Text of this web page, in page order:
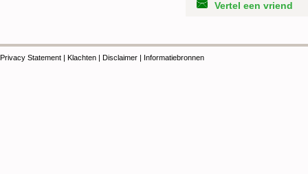
Vertel een vriend
Privacy Statement | Klachten | Disclaimer | Informatiebronnen